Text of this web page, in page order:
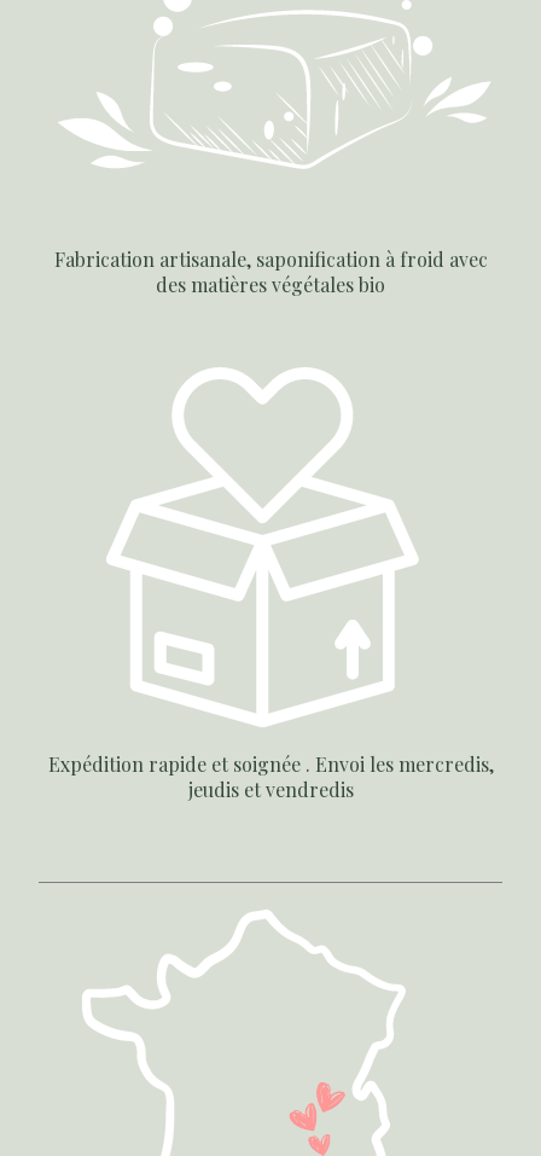
Fabrication artisanale, saponification à froid avec
des matières végétales bio
Expédition rapide et soignée . Envoi les mercredis,
jeudis et vendredis